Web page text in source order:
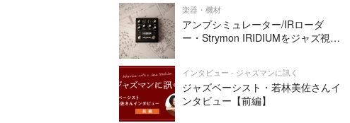
楽器・機材
アンプシミュレーター/IRローダ
ー・Strymon IRIDIUMをジャズ視点
インタビュー - ジャズマンに訊く
ジャズベーシスト・若林美佐さんイ
ンタビュー【前編】